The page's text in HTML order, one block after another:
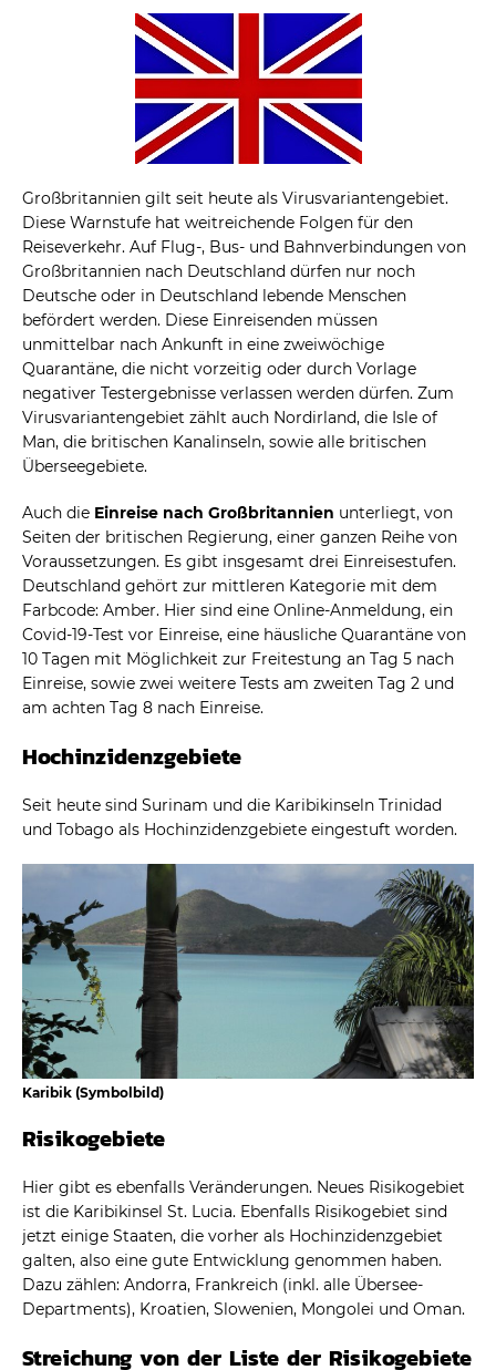
Großbritannien gilt seit heute als Virusvariantengebiet.
Diese Warnstufe hat weitreichende Folgen für den
Reiseverkehr. Auf Flug-, Bus- und Bahnverbindungen von
Großbritannien nach Deutschland dürfen nur noch
Deutsche oder in Deutschland lebende Menschen
befördert werden. Diese Einreisenden müssen
unmittelbar nach Ankunft in eine zweiwöchige
Quarantäne, die nicht vorzeitig oder durch Vorlage
negativer Testergebnisse verlassen werden dürfen. Zum
Virusvariantengebiet zählt auch Nordirland, die Isle of
Man, die britischen Kanalinseln, sowie alle britischen
Überseegebiete.
Auch die Einreise nach Großbritannien unterliegt, von
Seiten der britischen Regierung, einer ganzen Reihe von
Voraussetzungen. Es gibt insgesamt drei Einreisestufen.
Deutschland gehört zur mittleren Kategorie mit dem
Farbcode: Amber. Hier sind eine Online-Anmeldung, ein
Covid-19-Test vor Einreise, eine häusliche Quarantäne von
10 Tagen mit Möglichkeit zur Freitestung an Tag 5 nach
Einreise, sowie zwei weitere Tests am zweiten Tag 2 und
am achten Tag 8 nach Einreise.
Hochinzidenzgebiete
Seit heute sind Surinam und die Karibikinseln Trinidad
und Tobago als Hochinzidenzgebiete eingestuft worden.
Karibik (Symbolbild)
Risikogebiete
Hier gibt es ebenfalls Veränderungen. Neues Risikogebiet
ist die Karibikinsel St. Lucia. Ebenfalls Risikogebiet sind
jetzt einige Staaten, die vorher als Hochinzidenzgebiet
galten, also eine gute Entwicklung genommen haben.
Dazu zählen: Andorra, Frankreich (inkl. alle Übersee-
Departments), Kroatien, Slowenien, Mongolei und Oman.
Streichung von der Liste der Risikogebiete